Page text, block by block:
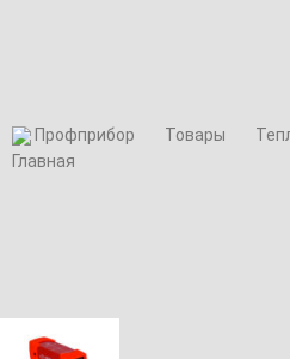
Профприбор Товары